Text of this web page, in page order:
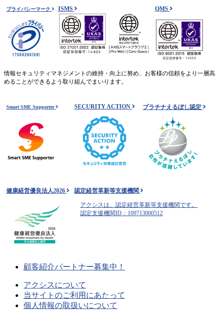
プライバシーマーク ISMS QMS
情報セキュリティマネジメントの維持・向上に努め、お客様の信頼をより一層高
めることができるよう取り組んでまいります。
Smart SME Supporter SECURITY ACTION プラチナえるぼし認定
健康経営優良法人2026 認定経営革新等支援機関
アクシスは、認定経営革新等支援機関です。
認定支援機関ID：109713000512
顧客紹介パートナー募集中！
アクシスについて
当サイトのご利用にあたって
個人情報の取扱いについて